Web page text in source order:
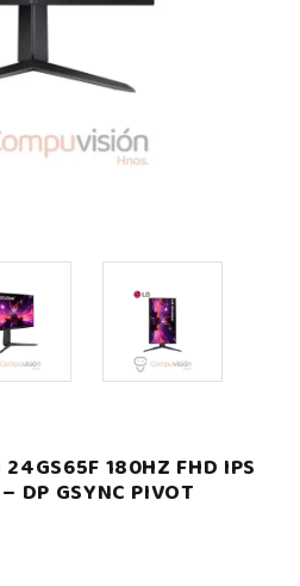
180HZ FHD IPS
DP GSYNC PIVOT